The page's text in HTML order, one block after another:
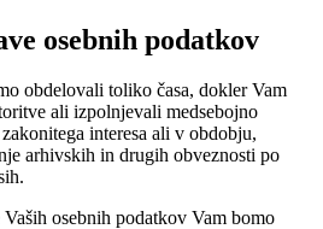
osebnih podatkov
obdelovali toliko časa, dokler Vam
ali izpolnjevali medsebojno
interesa ali v obdobju,
arhivskih in drugih obveznosti po
osebnih podatkov Vam bomo